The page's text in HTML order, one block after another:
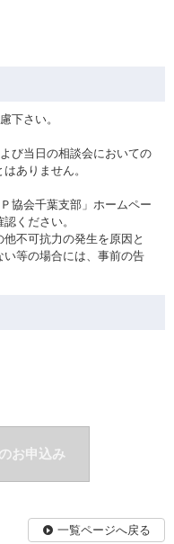
下さい。
び当日の相談会においての
ありません。
協会千葉支部」ホームペー
ください。
不可抗力の発生を原因と
等の場合には、事前の告
お申込み
一覧ページへ戻る